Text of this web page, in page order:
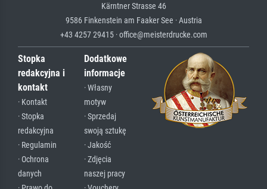
Kärntner Strasse 46
9586 Finkenstein am Faaker See · Austria
+43 4257 29415 · office@meisterdrucke.com
Stopka
redakcyjna i
kontakt
· Kontakt
· Stopka
redakcyjna
· Regulamin
· Ochrona
danych
Dodatkowe
informacje
· Własny
motyw
· Sprzedaj
swoją sztukę
· Jakość
· Zdjęcia
naszej pracy